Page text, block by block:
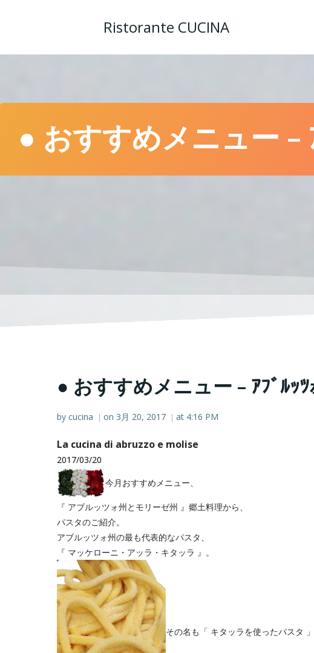
キ
Ristorante CUCINA
● おすすめメニュー –
● おすすめメニュー – ｱﾌﾞﾙｯ
by cucina | on 3月 20, 2017 | at 4:16 PM
La cucina di abruzzo e molise
2017/03/20
今月おすすめメニュー、
『 アブルッツォ州とモリーゼ州 』郷土料理から、
パスタのご紹介。
アブルッツォ州の最も代表的なパスタ、
『 マッケローニ・アッラ・キタッラ 』。
その名も「 キタッラを使ったパスタ 」